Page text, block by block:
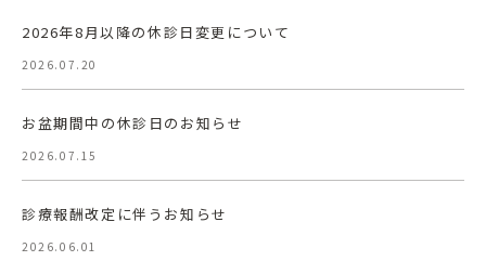
2026年8月以降の休診日変更について
2026.07.20
お盆期間中の休診日のお知らせ
2026.07.15
診療報酬改定に伴うお知らせ
2026.06.01